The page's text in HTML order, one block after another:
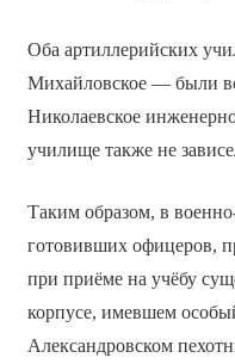
Оба артиллерийских
Михайловское — были
Николаевское
училище также не
Таким образом, в
готовивших офицеров,
при приёме на учёбу
корпусе, имевшем
Александровском